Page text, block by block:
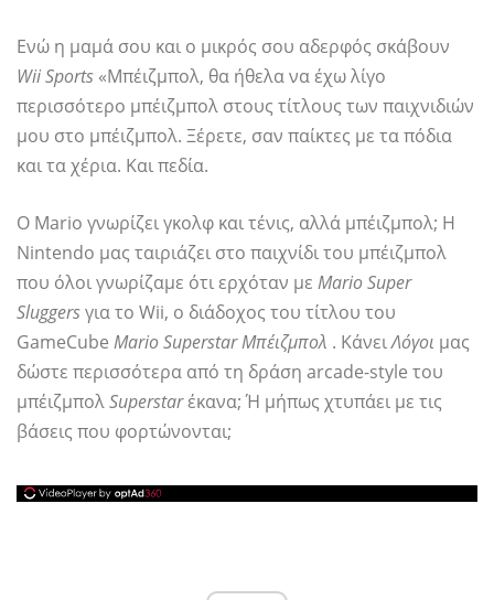
Ενώ η μαμά σου και ο μικρός σου αδερφός σκάβουν
Wii Sports «Μπέιζμπολ, θα ήθελα να έχω λίγο
περισσότερο μπέιζμπολ στους τίτλους των παιχνιδιών
μου στο μπέιζμπολ. Ξέρετε, σαν παίκτες με τα πόδια
και τα χέρια. Και πεδία.
Ο Mario γνωρίζει γκολφ και τένις, αλλά μπέιζμπολ; Η
Νintendo μας ταιριάζει στο παιχνίδι του μπέιζμπολ
που όλοι γνωρίζαμε ότι ερχόταν με Mario Super
Sluggersγια το Wii, ο διάδοχος του τίτλου του
GameCube Mario Superstar Μπέιζμπολ . ΚάνειΛόγοι μας
δώστε περισσότερα από τη δράση arcade-style του
μπέιζμπολSuperstarέκανα; Ή μήπως χτυπάει με τις
βάσεις που φορτώνονται;